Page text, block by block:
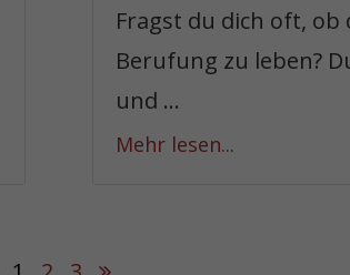
Fragst du dich oft,
Berufung zu leben?
und ...
Mehr lesen...